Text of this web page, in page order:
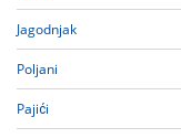
Jagodnjak
Poljani
Pajići